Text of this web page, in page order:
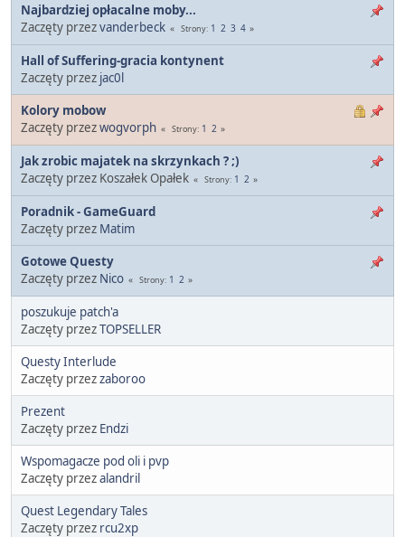
Najbardziej opłacalne moby...
Zaczęty przezvanderbeck Strony 1 2 3 4
Hall of Suffering-gracia kontynent
Zaczęty przez jac0l
Kolory mobow
Zaczęty przezwogvorph Strony 1 2
Jak zrobic majatek na skrzynkach ? ;)
Zaczęty przez Koszałek Opałek
Strony 1 2
Poradnik - GameGuard
Zaczęty przez Matim
Gotowe Questy
Zaczęty przez Nico Strony 1 2
poszukuje patch'a
Zaczęty przezTOPSELLER
Questy Interlude
Zaczęty przezzaboroo
Prezent
Zaczęty przez Endzi
Wspomagacze pod oli i pvp
Zaczęty przezalandril
Quest Legendary Tales
Zaczęty przez rcu2xp